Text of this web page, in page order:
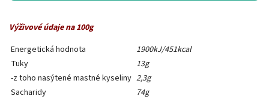
Výživové údaje na 100g
Energetická hodnota
1900kJ/451kcal
Tuky
13g
-z toho nasýtené mastné kyseliny 2,3g
Sacharidy
74g